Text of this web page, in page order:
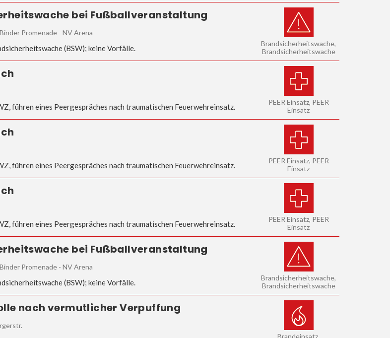
bei Fußballveranstaltung
Promenade - NV Arena
(BSW); keine Vorfälle.
Brandsicherheitswache,
Brandsicherheitswache
führen eines Peergespräches nach traumatischen Feuerwehreinsatz.
PEER Einsatz, PEER
Einsatz
führen eines Peergespräches nach traumatischen Feuerwehreinsatz.
PEER Einsatz, PEER
Einsatz
führen eines Peergespräches nach traumatischen Feuerwehreinsatz.
PEER Einsatz, PEER
Einsatz
bei Fußballveranstaltung
Promenade - NV Arena
(BSW); keine Vorfälle.
Brandsicherheitswache,
Brandsicherheitswache
nach vermutlicher Verpuffung